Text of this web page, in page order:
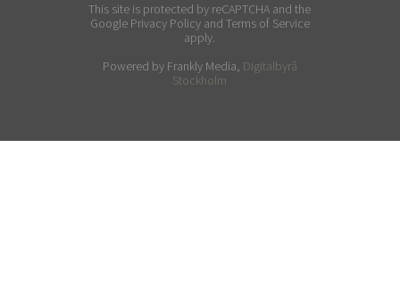
This site is protected by reCAPTCHA and the
Google Privacy Policy and Terms of Service
apply.
Powered by Frankly Media, Digitalbyrå
Stockholm